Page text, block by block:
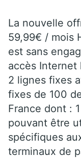
La nouvelle
59,99€ / mois
est sans
accès Internet
2 lignes fixes
fixes de 100
France dont :
pouvant être
spécifiques
terminaux de